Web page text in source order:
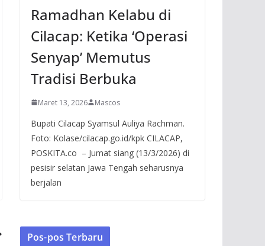
Ramadhan Kelabu di
Cilacap: Ketika ‘Operasi
Senyap’ Memutus
Tradisi Berbuka
Maret 13, 2026 Mascos
Bupati Cilacap Syamsul Auliya Rachman.
Foto: Kolase/cilacap.go.id/kpk CILACAP,
POSKITA.co – Jumat siang (13/3/2026) di
pesisir selatan Jawa Tengah seharusnya
berjalan
Pos-pos Terbaru